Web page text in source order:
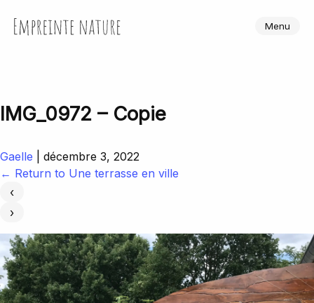
Empreinte Nature Menu
IMG_0972 – Copie
Gaelle
décembre 3, 2022
← Return to Une terrasse en ville
‹
›